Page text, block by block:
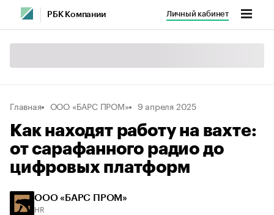
РБК Компании Личный кабинет
Главная ООО «БАРС ПРОМ» 9 апреля 2025
Как находят работу на вахте:
от сарафанного радио до
цифровых платформ
ООО «БАРС ПРОМ»
HR